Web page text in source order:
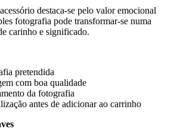
destaca-se pelo valor emocional
fotografia pode transformar-se numa
carinho e significado.
pretendida
com boa qualidade
da fotografia
antes de adicionar ao carrinho